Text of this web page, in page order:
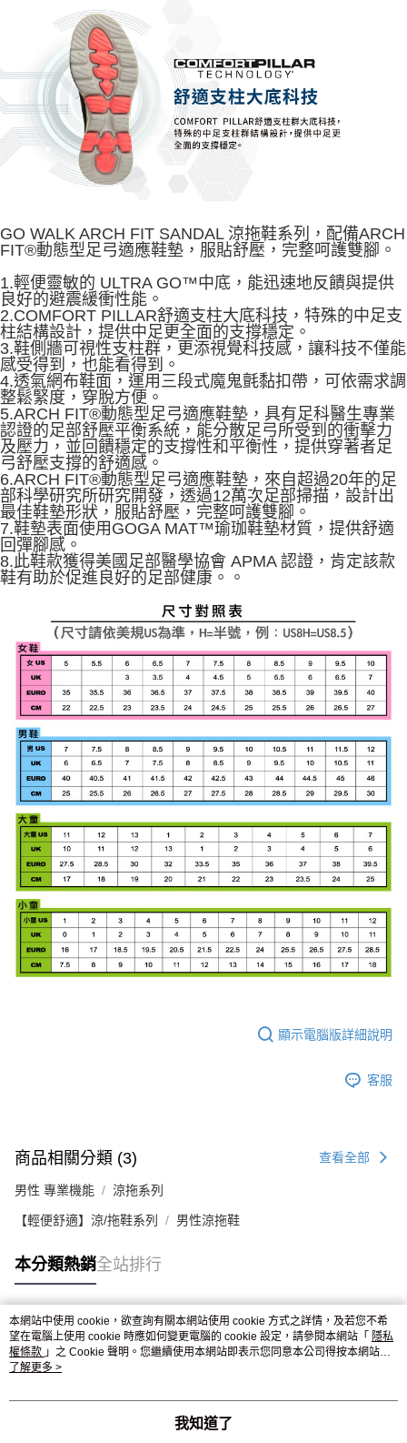
GO WALK ARCH FIT SANDAL 涼拖鞋系列，配備ARCH
FIT®動態型足弓適應鞋墊，服貼舒壓，完整呵護雙腳。
1.輕便靈敏的 ULTRA GO™中底，能迅速地反饋與提供
良好的避震緩衝性能。
2.COMFORT PILLAR舒適支柱大底科技，特殊的中足支
柱結構設計，提供中足更全面的支撐穩定。
3.鞋側牆可視性支柱群，更添視覺科技感，讓科技不僅能
感受得到，也能看得到。
4.透氣網布鞋面，運用三段式魔鬼氈黏扣帶，可依需求調
整鬆緊度，穿脫方便。
5.ARCH FIT®動態型足弓適應鞋墊，具有足科醫生專業
認證的足部舒壓平衡系統，能分散足弓所受到的衝擊力
及壓力，並回饋穩定的支撐性和平衡性，提供穿著者足
弓舒壓支撐的舒適感。
6.ARCH FIT®動態型足弓適應鞋墊，來自超過20年的足
部科學研究所研究開發，透過12萬次足部掃描，設計出
最佳鞋墊形狀，服貼舒壓，完整呵護雙腳。
7.鞋墊表面使用GOGA MAT™瑜珈鞋墊材質，提供舒適
回彈腳感。
8.此鞋款獲得美國足部醫學協會 APMA 認證，肯定該款
鞋有助於促進良好的足部健康。。
顯示電腦版詳細說明
客服
商品相關分類 (3) 查看全部
男性 專業機能 涼拖系列
【輕便舒適】涼/拖鞋系列 男性涼拖鞋
本分類熱銷全站排行
熱門標籤
本網站中使用 cookie，欲查詢有關本網站使用 cookie 方式之詳情，及若您不希
望在電腦上使用 cookie 時應如何變更電腦的 cookie 設定，請參閱本網站「 隱私
權條款 」之 Cookie 聲明。您繼續使用本網站即表示您同意本公司得按本網站使
用條款之 Cookie 聲明使用 cookie。
了解更多 >
我知道了